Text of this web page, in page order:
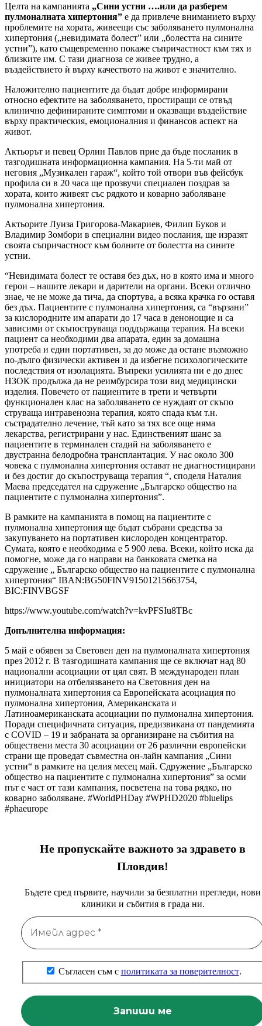
Целта на кампанията „Сини устни ….или да разберем
пулмоналната хипертония” е да привлече вниманието върху
проблемите на хората, живеещи със заболяването пулмонална
хипертония („невидимата болест” или „болестта на сините
устни”), като същевременно покаже съпричастност към тях и
близките им. С тази диагноза се живее трудно, а
въздействието ѝ върху качеството на живот е значително.
Наложително пациентите да бъдат добре информирани
относно ефектите на заболяването, простиращи се отвъд
клинично дефинираните симптоми и оказващи въздействие
върху практическия, емоционалния и финансов аспект на
живот.
Актьорът и певец Орлин Павлов прие да бъде посланик в
тазгодишната информационна кампания. На 5-ти май от
неговия „Музикален гараж“, който той отвори във фейсбук
профила си в 20 часа ще прозвучи специален поздрав за
хората, които живеят със рядкото и коварно заболяване
пулмонална хипертония.
Актьорите Луиза Григорова-Макариев, Филип Буков и
Владимир Зомбори в специални видео послания, ще изразят
своята съпричастност към болните от болестта на сините
устни.
“Невидимата болест те оставя без дъх, но в която има и много
герои – нашите лекари и дарители на органи. Всеки отлично
знае, че не може да тича, да спортува, а всяка крачка го оставя
без дъх. Пациентите с пулмонална хипертония, са “вързани”
за кислородните им апарати до 17 часа в денонощие и са
зависими от скъпоструваща поддържаща терапия. На всеки
пациент са необходими два апарата, един за домашна
употреба и един портативен, за до може да остане възможно
по-дълго физически активен и да избегне психологическите
последствия от изолацията. Въпреки усилията ни е до днес
НЗОК продължа да не реимбурсира този вид медицински
изделия. Повечето от пациентите в трети и четвърти
функционален клас на заболяването се нуждаят от скъпо
струваща интравенозна терапия, която спада към т.н.
състрадателно лечение, тъй като за тях все още няма
лекарства, регистрирани у нас. Единственият шанс за
пациентите в терминален стадий на заболяването е
двустранна белодробна трансплантация. У нас около 300
човека с пулмонална хипертония остават не диагностицирани
и без достиг до скъпоструваща терапия “, споделя Наталия
Маева председател на сдружение „Българско общество на
пациентите с пулмонална хипертония”.
В рамките на кампанията в помощ на пациентите с
пулмонална хипертония ще бъдат събрани средства за
закупуването на портативен кислороден концентратор.
Сумата, която е необходима е 5 900 лева. Всеки, който иска да
помогне, може да го направи на банковата сметка на
сдружение „ Българско общество на пациентите с пулмонална
хипертония“ IBAN:BG50FINV91501215663754,
BIC:FINVBGSF
https://www.youtube.com/watch?v=kvPFSIu8TBc
Допълнителна информация:
5 май е обявен за Световен ден на пулмоналната хипертония
през 2012 г. В тазгодишната кампания ще се включат над 80
национални асоциации от цял свят. В международен план
инициатори на отбелязването на Световния ден на
пулмоналната хипертония са Европейската асоциация по
пулмонална хипертония, Американската и
Латиноамериканската асоциации по пулмонална хипертония.
Поради специфичната ситуация, предизвикана от пандемията
с COVID – 19 и забраната за организиране на събития на
обществени места 30 асоциации от 26 различни европейски
страни ще проведат съвместна он-лайн кампания „Сини
устни“ в рамките на целия месец май. Сдружение „Българско
общество на пациентите с пулмонална хипертония” за осми
път е част от тази кампания, посветена на това рядко, но
коварно заболяване. #WorldPHDay #WPHD2020 #bluelips
#phaeurope
Не пропускайте важното за здравето в
Пловдив!
Бъдете сред първите, научили за безплатни прегледи, нови
клиники и събития в града ни.
Съгласен съм с политиката за поверителност.